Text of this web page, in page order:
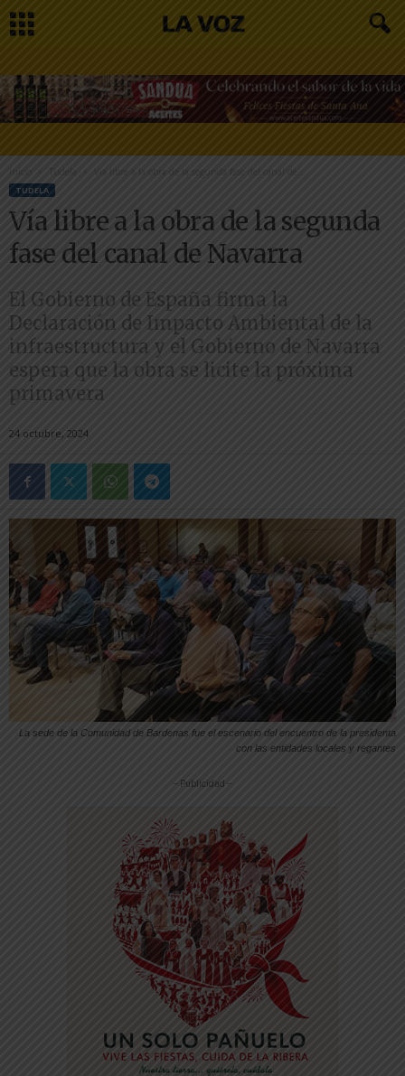
Inicio Tudela Vía libre a la obra de la segunda fase del canal de...
TUDELA
Vía libre a la obra de la segunda
fase del canal de Navarra
El Gobierno de España firma la
Declaración de Impacto Ambiental de la
infraestructura y el Gobierno de Navarra
espera que la obra se licite la próxima
primavera
24 octubre, 2024
La sede de la Comunidad de Bardenas fue el escenario del encuentro de la presidenta
con las entidades locales y regantes
-- Publicidad --